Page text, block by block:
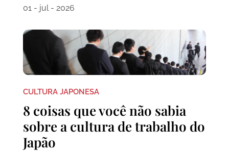
01 - jul - 2026
CULTURA JAPONESA
8 coisas que você não sabia
sobre a cultura de trabalho do
Japão